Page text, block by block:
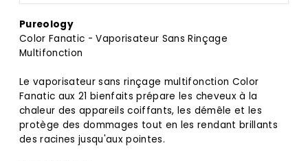
Pureology
Color Fanatic - Vaporisateur Sans Rinçage
Multifonction
Le vaporisateur sans rinçage multifonction Color
Fanatic aux 21 bienfaits prépare les cheveux à la
chaleur des appareils coiffants, les démêle et les
protège des dommages tout en les rendant brillants
des racines jusqu'aux pointes.